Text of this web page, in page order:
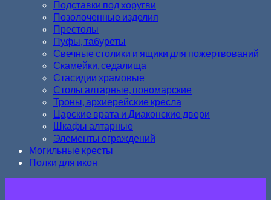
Подставки под хоругви
Позолоченные изделия
Престолы
Пуфы, табуреты
Свечные столики и ящики для пожертвований
Скамейки, седалища
Стасидии храмовые
Столы алтарные, пономарские
Троны, архиерейские кресла
Царские врата и Диаконские двери
Шкафы алтарные
Элементы ограждений
Могильные кресты
Полки для икон